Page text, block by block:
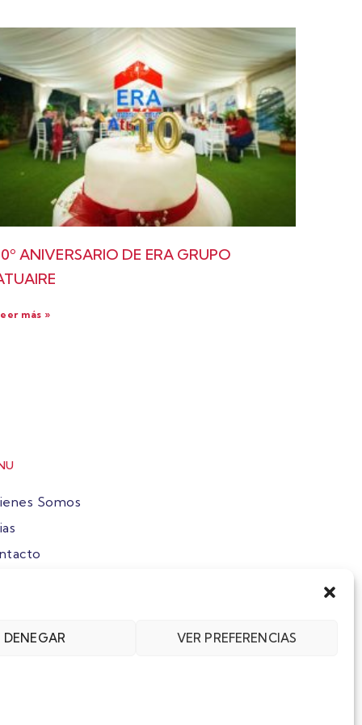
DENEGAR VER PREFERENCIAS
ANIVERSARIO DE ERA GRUPO
más »
Somos